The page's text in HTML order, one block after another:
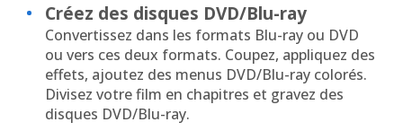
Créez des disques DVD/Blu-ray
Convertissez dans les formats Blu-ray ou DVD
ou vers ces deux formats. Coupez, appliquez des
effets, ajoutez des menus DVD/Blu-ray colorés.
Divisez votre film en chapitres et gravez des
disques DVD/Blu-ray.